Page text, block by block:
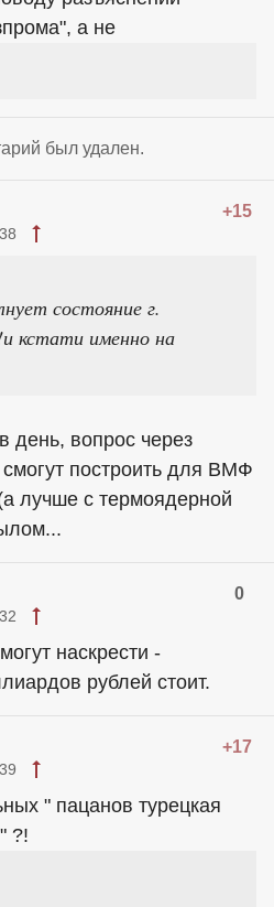
а не
был удален.
+15
состояние г.
кстати именно на
день, вопрос через
построить для ВМФ
лучше с термоядерной
0
наскрести -
рублей стоит.
+17
" пацанов турецкая
?!